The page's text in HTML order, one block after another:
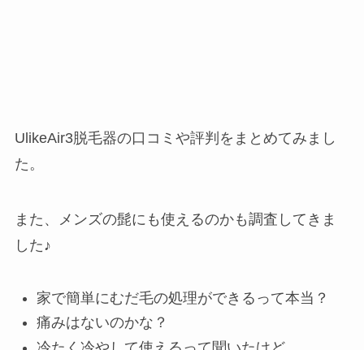
UlikeAir3脱毛器の口コミや評判をまとめてみまし
た。
また、メンズの髭にも使えるのかも調査してきま
した♪
家で簡単にむだ毛の処理ができるって本当？
痛みはないのかな？